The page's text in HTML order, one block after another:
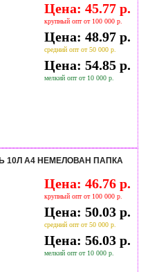
Цена: 45.77 р.
крупный опт от 100 000 р.
Цена: 48.97 р.
средний опт от 50 000 р.
Цена: 54.85 р.
мелкий опт от 10 000 р.
10Л А4 НЕМЕЛОВАН ПАПКА
Цена: 46.76 р.
крупный опт от 100 000 р.
Цена: 50.03 р.
средний опт от 50 000 р.
Цена: 56.03 р.
мелкий опт от 10 000 р.